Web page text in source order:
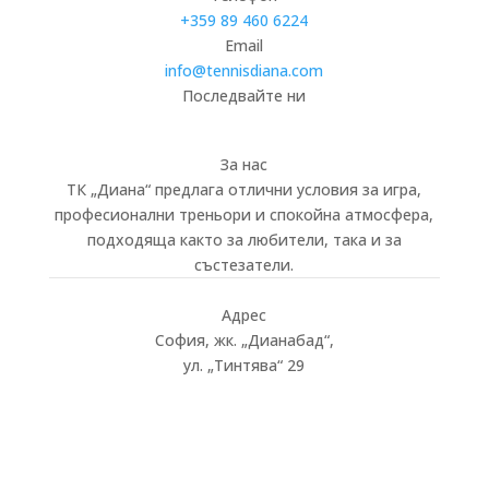
+359 89 460 6224­
Email
info@tennisdiana.com
Последвайте ни
За нас
ТК „Диана“ предлага отлични условия за игра,
професионални треньори и спокойна атмосфера,
подходяща както за любители, така и за
състезатели.
Адрес
София, жк. „Дианабад“,
ул. „Тинтява“ 29